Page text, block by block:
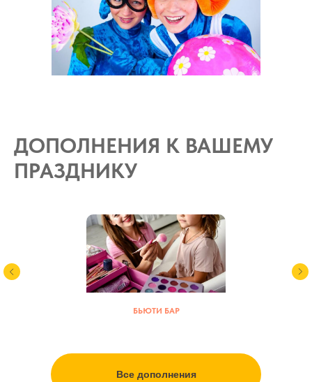
ДОПОЛНЕНИЯ К ВАШЕМУ
ПРАЗДНИКУ
БЬЮТИ БАР
Все дополнения